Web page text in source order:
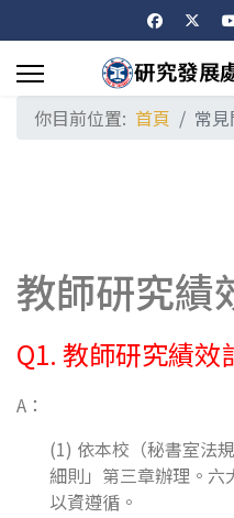
你目前位置: 首頁 常
教師研究績
Q1. 教師研究績效
A：
(1) 依本校（秘書室法
細則」第三章辦理。六
以資遵循。